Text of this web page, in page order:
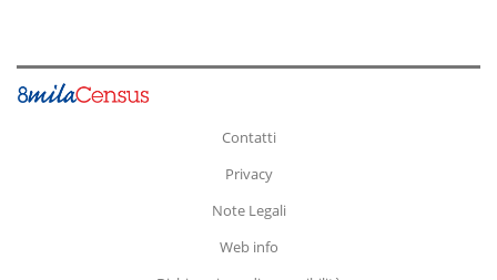
Contatti
Privacy
Note Legali
Web info